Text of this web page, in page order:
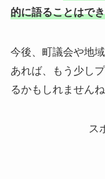
的に語ることはで
今後、町議会や地
あれば、もう少し
るかもしれませんね
ス